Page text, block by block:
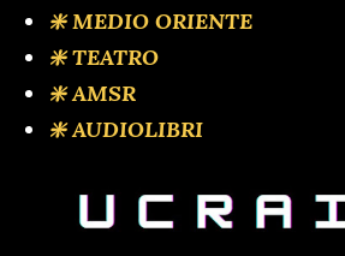
❇️ MEDIO ORIENTE
❇️ TEATRO
❇️ AMSR
❇️ AUDIOLIBRI